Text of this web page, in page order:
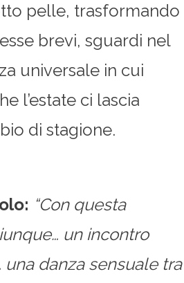
pelle, trasformando
brevi, sguardi nel
universale in cui
l’estate ci lascia
di stagione.
“Con questa
un incontro
danza sensuale tra